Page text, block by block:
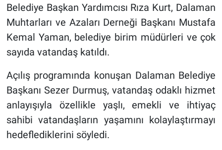
Belediye Başkan Yardımcısı Rıza Kurt, Dalaman
Muhtarları ve Azaları Derneği Başkanı Mustafa
Kemal Yaman, belediye birim müdürleri ve çok
sayıda vatandaş katıldı.
Açılış programında konuşan Dalaman Belediye
Başkanı Sezer Durmuş, vatandaş odaklı hizmet
anlayışıyla özellikle yaşlı, emekli ve ihtiyaç
sahibi vatandaşların yaşamını kolaylaştırmayı
hedeflediklerini söyledi.